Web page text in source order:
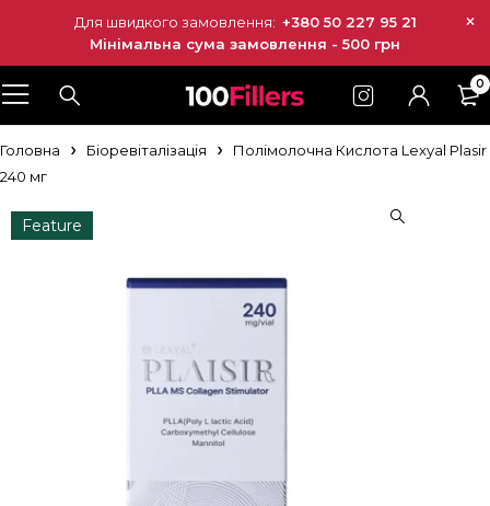
Для швидкого замовлення: +380 50 227 95 21
Мінімальна сума замовлення - 500 грн
0
Головна Біоревіталізація
Полімолочна Кислота Lexyal Plasir
240 мг
Feature